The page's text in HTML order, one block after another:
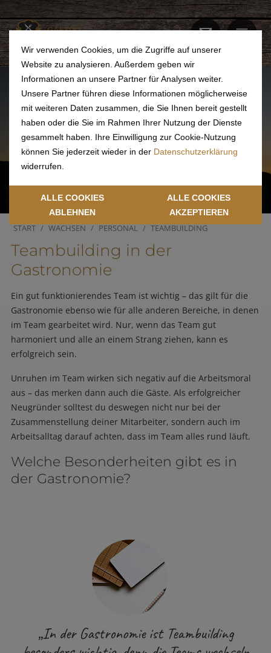
GASTRO
START WACHSEN PERSONAL TEAMBUILDING
Teambuilding in der
Gastronomie
Ein gut funktionierendes Team ist wichtig – das gilt für die
Gastronomie ebenso wie für alle anderen Bereiche, in denen
im Team gearbeitet wird. Nur, wenn das Team gut
harmoniert und alle an einem Strang ziehen, kann es
erfolgreich sein.
Unruhen im Team wirken sich negativ auf die Arbeitsmoral
aus – das merken dann auch die Gäste. Als erfolgreicher
Neugründer solltest du deswegen nicht nur bei der
Zusammenstellung deiner Mitarbeiter, sondern auch im
Arbeitsalltag darauf achten, dass im Team alles rund läuft.
Welche Besonderheiten gibt es in
der Gastronomie?
„In der Gastronomie ist Teambuilding
Wir verwenden Cookies, um die Zugriffe auf unserer
Website zu analysieren. Außerdem geben wir
Informationen an unsere Partner für Analysen weiter.
Unsere Partner führen diese Informationen möglicherweise
mit weiteren Daten zusammen, die Sie Ihnen bereit gestellt
haben oder die Sie im Rahmen Ihrer Nutzung der Dienste
gesammelt haben. Ihre Einwilligung zur Cookie-Nutzung
können Sie jederzeit wieder in der Datenschutzerklärung
widerrufen.
ALLE COOKIES
ABLEHNEN
ALLE COOKIES
AKZEPTIEREN